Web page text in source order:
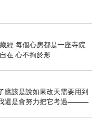
山脈的台地與丘
的縣境之間，一路
茶葉。
經 每個心房都是一座寺院
在 心不拘於形
應該是說如果改天需要用到
我還是會努力把它考過———